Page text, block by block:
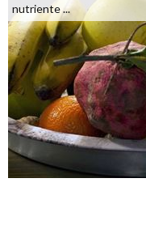
nutriente ...